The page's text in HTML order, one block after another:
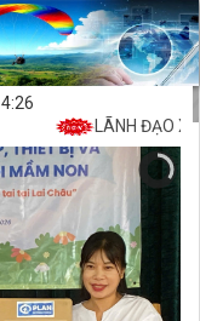
LÃNH ĐẠO XÃ